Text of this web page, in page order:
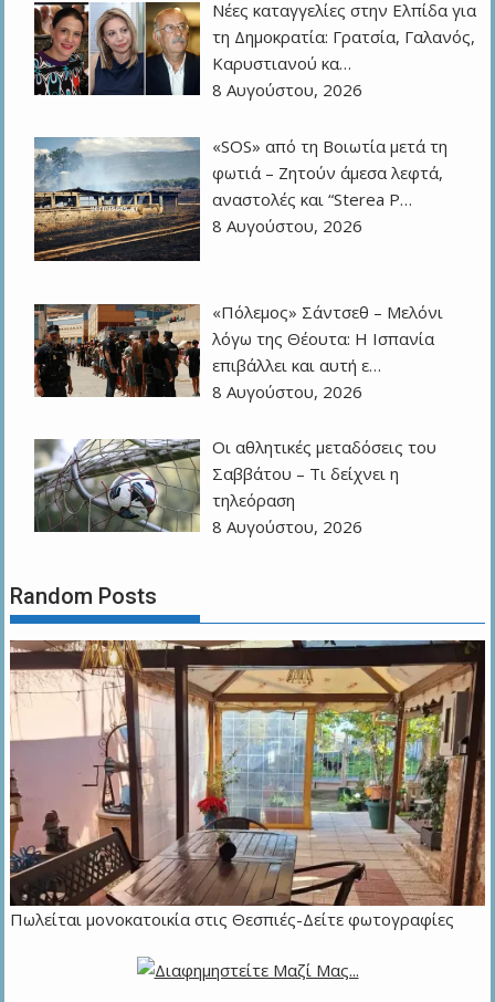
Νέες καταγγελίες στην Ελπίδα για
τη Δημοκρατία: Γρατσία, Γαλανός,
Καρυστιανού κα…
8 Αυγούστου, 2026
«SOS» από τη Βοιωτία μετά τη
φωτιά – Ζητούν άμεσα λεφτά,
αναστολές και “Sterea P…
8 Αυγούστου, 2026
«Πόλεμος» Σάντσεθ – Μελόνι
λόγω της Θέουτα: Η Ισπανία
επιβάλλει και αυτή ε…
8 Αυγούστου, 2026
Οι αθλητικές μεταδόσεις του
Σαββάτου – Τι δείχνει η
τηλεόραση
8 Αυγούστου, 2026
Random Posts
Πωλείται μονοκατοικία στις Θεσπιές-Δείτε φωτογραφίες